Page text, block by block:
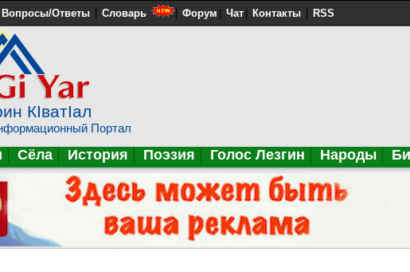
Вопросы/Ответы Словарь Форум Чат Контакты RSS
КIватIал
Портал
Сёла История Поэзия Голос Лезгин Народы